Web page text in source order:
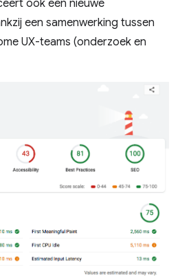
ook een nieuwe
een samenwerking tussen
UX-teams (onderzoek en